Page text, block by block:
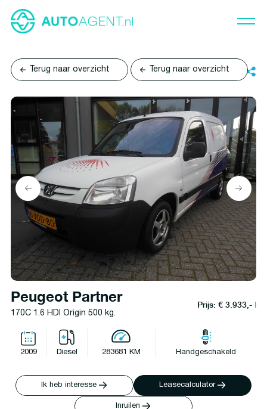
Terug naar overzicht Terug naar overzicht
Peugeot Partner
170C 1.6 HDI Origin 500 kg.
Prijs: € 3.933,-l
2009 Diesel 283681 KM Handgeschakeld
Ik heb interesse Leasecalculator
Inruilen